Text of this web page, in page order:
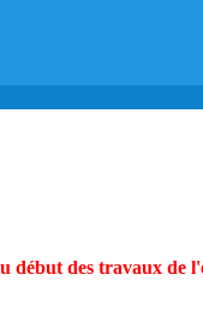
des travaux de